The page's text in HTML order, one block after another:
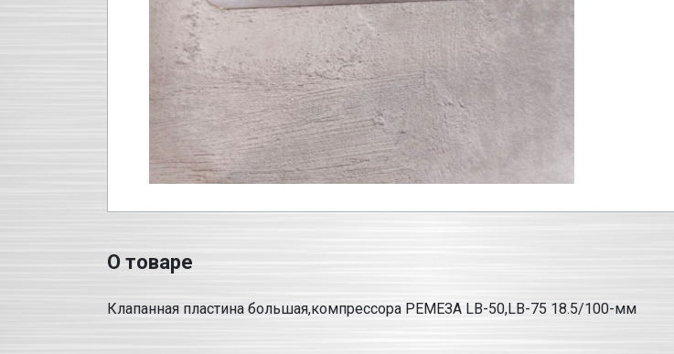
О товаре
Клапанная пластина большая,компрессора РЕМЕЗА LB-50,LB-75 18.5/100-мм